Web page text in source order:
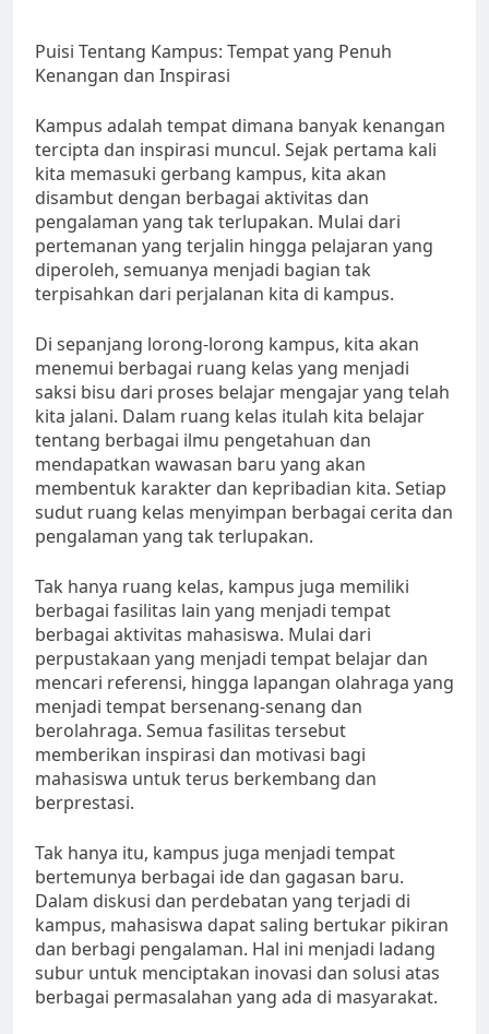
Puisi Tentang Kampus: Tempat yang Penuh
Kenangan dan Inspirasi
Kampus adalah tempat dimana banyak kenangan
tercipta dan inspirasi muncul. Sejak pertama kali
kita memasuki gerbang kampus, kita akan
disambut dengan berbagai aktivitas dan
pengalaman yang tak terlupakan. Mulai dari
pertemanan yang terjalin hingga pelajaran yang
diperoleh, semuanya menjadi bagian tak
terpisahkan dari perjalanan kita di kampus.
Di sepanjang lorong-lorong kampus, kita akan
menemui berbagai ruang kelas yang menjadi
saksi bisu dari proses belajar mengajar yang telah
kita jalani. Dalam ruang kelas itulah kita belajar
tentang berbagai ilmu pengetahuan dan
mendapatkan wawasan baru yang akan
membentuk karakter dan kepribadian kita. Setiap
sudut ruang kelas menyimpan berbagai cerita dan
pengalaman yang tak terlupakan.
Tak hanya ruang kelas, kampus juga memiliki
berbagai fasilitas lain yang menjadi tempat
berbagai aktivitas mahasiswa. Mulai dari
perpustakaan yang menjadi tempat belajar dan
mencari referensi, hingga lapangan olahraga yang
menjadi tempat bersenang-senang dan
berolahraga. Semua fasilitas tersebut
memberikan inspirasi dan motivasi bagi
mahasiswa untuk terus berkembang dan
berprestasi.
Tak hanya itu, kampus juga menjadi tempat
bertemunya berbagai ide dan gagasan baru.
Dalam diskusi dan perdebatan yang terjadi di
kampus, mahasiswa dapat saling bertukar pikiran
dan berbagi pengalaman. Hal ini menjadi ladang
subur untuk menciptakan inovasi dan solusi atas
berbagai permasalahan yang ada di masyarakat.